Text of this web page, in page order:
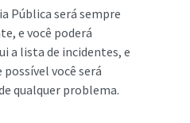
Pública será sempre
e você poderá
a lista de incidentes, e
possível você será
qualquer problema.